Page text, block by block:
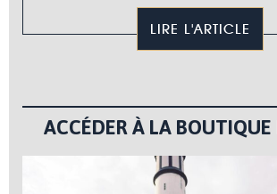
LIRE L'ARTICLE
ACCÉDER À LA BOUTIQUE